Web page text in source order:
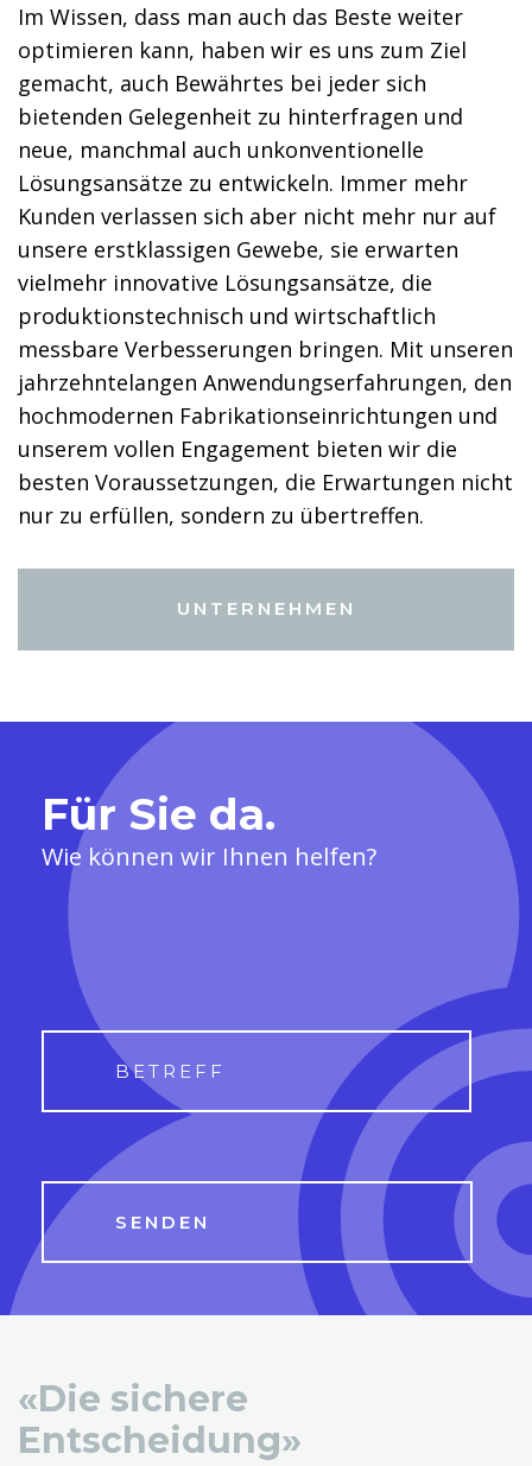
Im Wissen, dass man auch das Beste weiter
optimieren kann, haben wir es uns zum Ziel
gemacht, auch Bewährtes bei jeder sich
bietenden Gelegenheit zu hinterfragen und
neue, manchmal auch unkonventionelle
Lösungsansätze zu entwickeln. Immer mehr
Kunden verlassen sich aber nicht mehr nur auf
unsere erstklassigen Gewebe, sie erwarten
vielmehr innovative Lösungsansätze, die
produktionstechnisch und wirtschaftlich
messbare Verbesserungen bringen. Mit unseren
jahrzehntelangen Anwendungserfahrungen, den
hochmodernen Fabrikationseinrichtungen und
unserem vollen Engagement bieten wir die
besten Voraussetzungen, die Erwartungen nicht
nur zu erfüllen, sondern zu übertreffen.
UNTERNEHMEN
Für Sie da.
Wie können wir Ihnen helfen?
«Die sichere
Entscheidung»